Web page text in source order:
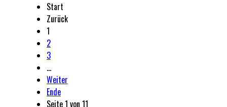
Start
Zurück
1
2
3
…
Weiter
Ende
Seite 1 von 11